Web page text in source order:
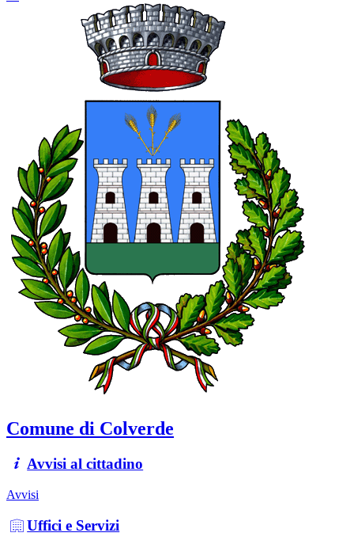
Comune di Colverde
Avvisi al cittadino
Avvisi
Uffici e Servizi